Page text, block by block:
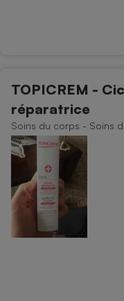
TOPICREM -
réparatrice
Soins du corps - Soins